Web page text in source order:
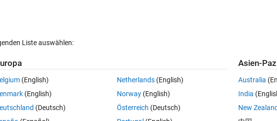
0 Stimmen
the validity of a data set. The data set is the power received from
For this I have to fit the curve. But I want to use bootstrap technique to
Liste auswählen:
(English)
(English)
(Deutsch)
Netherlands(English)
Norway(English)
Österreich (Deutsch)
Asien-
Australia
India
New Zealand